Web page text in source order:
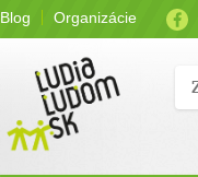
Blog Organizácie